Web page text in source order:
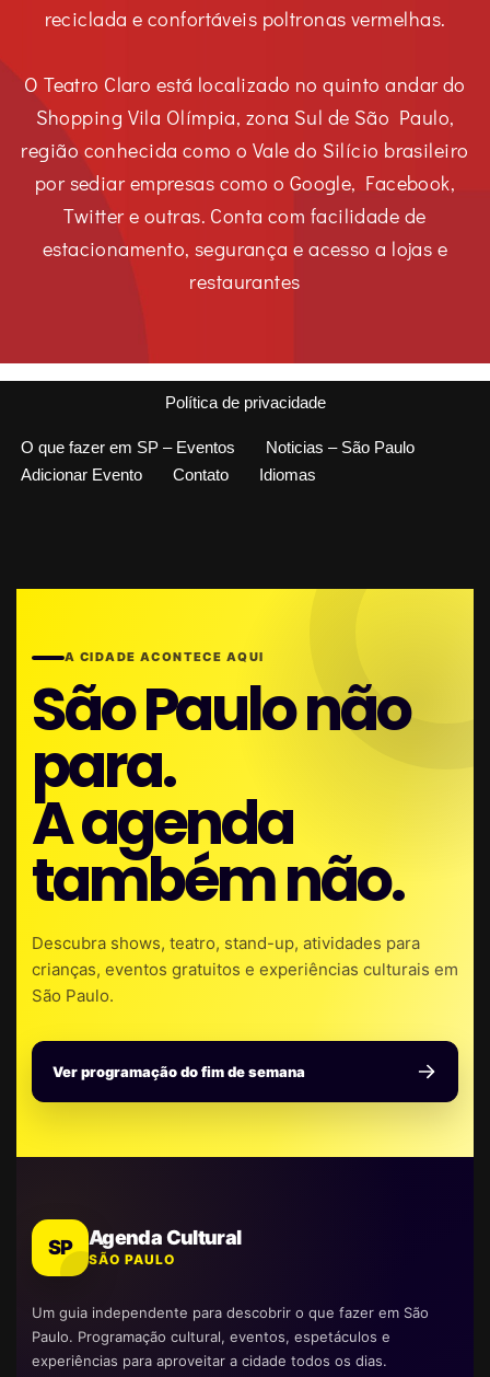
reciclada e confortáveis poltronas vermelhas.
O Teatro Claro está localizado no quinto andar do
Shopping Vila Olímpia, zona Sul de São Paulo,
região conhecida como o Vale do Silício brasileiro
por sediar empresas como o Google, Facebook,
Twitter e outras. Conta com facilidade de
estacionamento, segurança e acesso a lojas e
restaurantes
Política de privacidade
O que fazer em SP – Eventos
Noticias – São Paulo
Adicionar Evento
Contato Idiomas
A CIDADE ACONTECE AQUI
São Paulo não
para.
A agenda
também não.
Descubra shows, teatro, stand-up, atividades para
crianças, eventos gratuitos e experiências culturais em
São Paulo.
Ver programação do fim de semana
SP Agenda Cultural
SÃO PAULO
Um guia independente para descobrir o que fazer em São
Paulo. Programação cultural, eventos, espetáculos e
experiências para aproveitar a cidade todos os dias.